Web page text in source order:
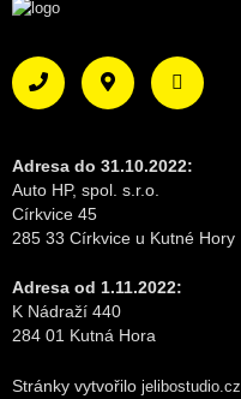
Adresa do 31.10.2022:
Auto HP, spol. s.r.o.
Církvice 45
285 33 Církvice u Kutné Hory
Adresa od 1.11.2022:
K Nádraží 440
284 01 Kutná Hora
Stránky vytvořilo jelibostudio.cz